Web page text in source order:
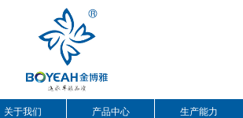
关于我们 产品中心 生产能力